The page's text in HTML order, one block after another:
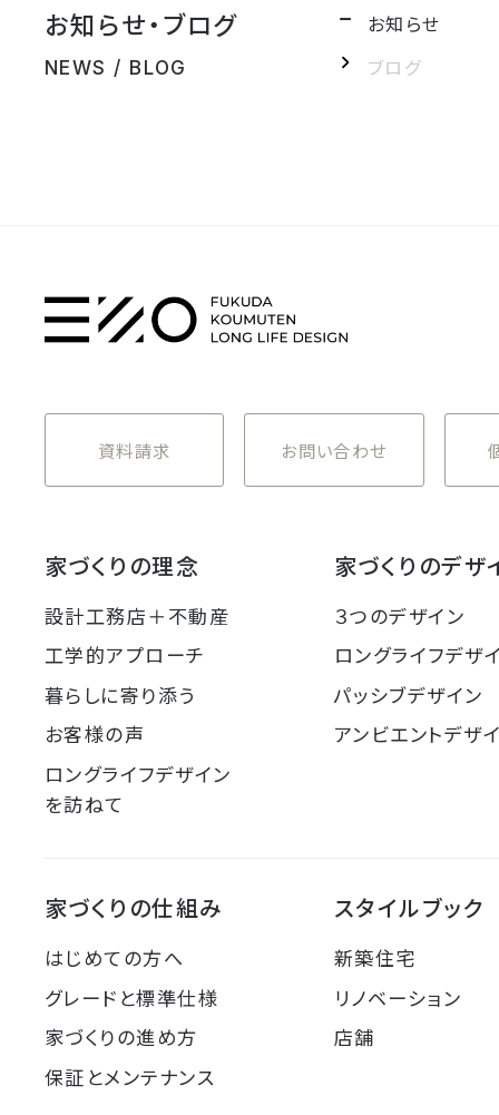
お知らせ・ブログ
NEWS / BLOG
お知らせ
ブログ
資料請求 お問い合わせ
家づくりの理念
設計工務店＋不動産
工学的アプローチ
暮らしに寄り添う
お客様の声
ロングライフデザイン
を訪ねて
家づくりのデザ
３つのデザイン
ロングライフデザ
パッシブデザイン
アンビエントデザ
家づくりの仕組み
はじめての方へ
グレードと標準仕様
家づくりの進め方
保証とメンテナンス
スタイルブック
新築住宅
リノベーション
店舗